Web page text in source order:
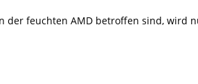
der feuchten AMD betroffen sind, wird